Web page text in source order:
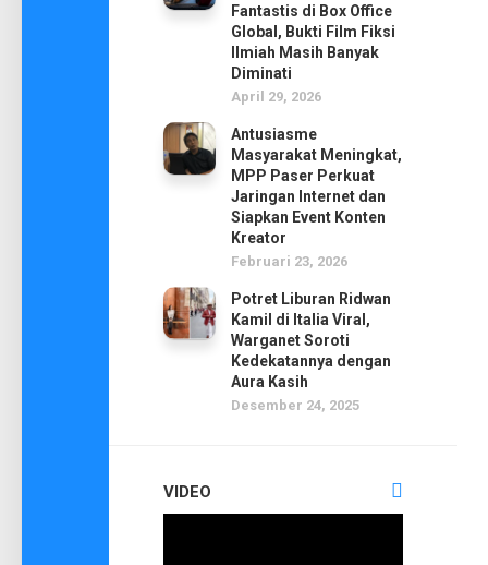
Fantastis di Box Office
Global, Bukti Film Fiksi
Ilmiah Masih Banyak
Diminati
April 29, 2026
Antusiasme
Masyarakat Meningkat,
MPP Paser Perkuat
Jaringan Internet dan
Siapkan Event Konten
Kreator
Februari 23, 2026
Potret Liburan Ridwan
Kamil di Italia Viral,
Warganet Soroti
Kedekatannya dengan
Aura Kasih
Desember 24, 2025
VIDEO